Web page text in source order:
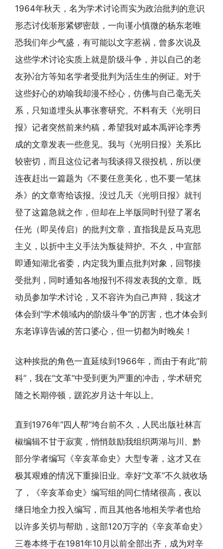
1964年秋天，名为学术讨论而实为政治批判的意识
形态讨伐渐形紧锣密鼓，一向谨小慎微的杨东老唯
恐我们年少气盛，有可能以文字惹祸，曾多次说及
这些学术讨论实质上就是阶级斗争，并以自己的老
友孙冶方等知名学者受批判为活生生的例证。对于
这些好心的劝喻我却漫不经心，仿佛与自己毫无关
系，只知道埋头从事张謇研究。不料有天《光明日
报》记者突然前来约稿，希望我对戚本禹评论李秀
成的文章发表一些意见。我与《光明日报》关系比
较密切，而且这位记者与我谈得又很投机，所以便
连夜赶出一篇题为《不要任意美化，也不要一笔抹
杀》的文章寄给该报。没过几天《光明日报》就刊
登了这篇急就之作，但却在上半版同时刊登了署名
任光（即吴传启）的批判文章，直指我是反马克思
主义，以折中主义手法为叛徒辩护。不久，中宣部
即通知湖北省委，内定我为重点批判对象，回鄂接
受批判，同时通知各地报刊不得发表我的文章。既
动员参加学术讨论，又不容许为自己声辩，我这才
体会到“学术领域内的阶级斗争”的厉害，也才体会到
东老谆谆告诫的苦口婆心，但一切都为时晚矣！
这种挨批的角色一直延续到1966年，而由于有此“前
科”，我在“文革”中受到更为严重的冲击，学术研究
随之长期停顿，蹉跎岁月达十年以上。
直到1976年“四人帮”垮台前不久，人民出版社林言
椒编辑不甘于寂寞，悄悄鼓励我组织两湖与川、黔
部分学者编写《辛亥革命史》大型专著，这才又在
极其艰难的情况下重操旧业。幸好“文革”不久就收场
了，《辛亥革命史》编写组的同仁情绪很高，夜以
继日地全力投入编写，而且其他各地相关学者也给
以许多关切与帮助，这部120万字的《辛亥革命史》
三卷本终于在1981年10月以前全部出齐，成为对辛